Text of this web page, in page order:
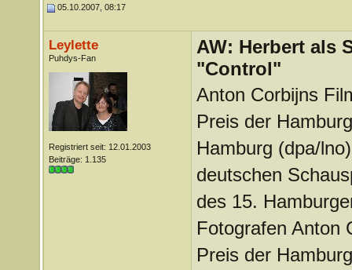
05.10.2007, 08:17
Leylette
Puhdys-Fan
Registriert seit: 12.01.2003
Beiträge: 1.135
AW: Herbert als
"Control"
Anton Corbijns
Preis der
Hamburg (dpa/
deutschen
des 15.
Fotografen Anton
Preis der